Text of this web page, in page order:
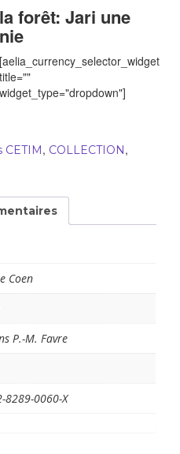
forêt: Jari une
[aelia_currency_selector_widget
title=""
widget_type="dropdown"]
CETIM, COLLECTION,
Coen
P.-M. Favre
8289-0060-X